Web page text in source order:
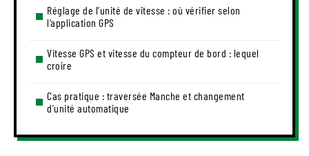
Réglage de l’unité de vitesse : où vérifier selon
l’application GPS
Vitesse GPS et vitesse du compteur de bord : lequel
croire
Cas pratique : traversée Manche et changement
d’unité automatique